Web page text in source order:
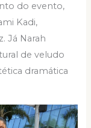
do evento,
Kadi,
Já Narah
de veludo
dramática